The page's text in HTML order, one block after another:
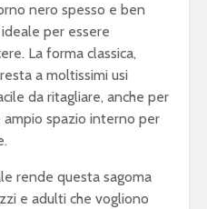
nero spesso e ben
per essere
La forma classica,
a moltissimi usi
da ritagliare, anche per
spazio interno per
rende questa sagoma
e adulti che vogliono